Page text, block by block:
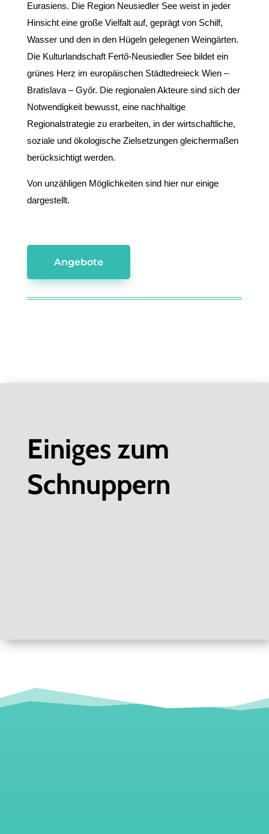
Eurasiens. Die Region Neusiedler See weist in jeder
Hinsicht eine große Vielfalt auf, geprägt von Schilf,
Wasser und den in den Hügeln gelegenen Weingärten.
Die Kulturlandschaft Fertő-Neusiedler See bildet ein
grünes Herz im europäischen Städtedreieck Wien –
Bratislava – Győr. Die regionalen Akteure sind sich der
Notwendigkeit bewusst, eine nachhaltige
Regionalstrategie zu erarbeiten, in der wirtschaftliche,
soziale und ökologische Zielsetzungen gleichermaßen
berücksichtigt werden.
Von unzähligen Möglichkeiten sind hier nur einige
dargestellt.
Angebote
Einiges zum
Schnuppern